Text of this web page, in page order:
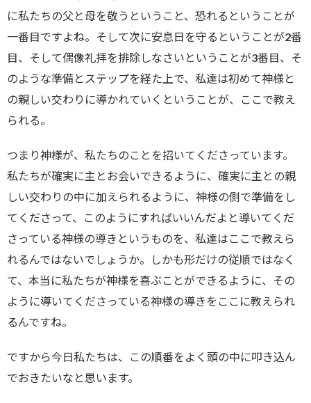
に私たちの父と母を敬うということ、恐れるということが
一番目ですよね。そして次に安息日を守るということが2番
目、そして偶像礼拝を排除しなさいということが3番目、そ
のような準備とステップを経た上で、私達は初めて神様と
の親しい交わりに導かれていくということが、ここで教え
られる。
つまり神様が、私たちのことを招いてくださっています。
私たちが確実に主とお会いできるように、確実に主との親
しい交わりの中に加えられるように、神様の側で準備をし
てくださって、このようにすればいいんだよと導いてくだ
さっている神様の導きというものを、私達はここで教えら
れるんではないでしょうか。しかも形だけの従順ではなく
て、本当に私たちが神様を喜ぶことができるように、その
ように導いてくださっている神様の導きをここに教えられ
るんですね。
ですから今日私たちは、この順番をよく頭の中に叩き込ん
でおきたいなと思います。